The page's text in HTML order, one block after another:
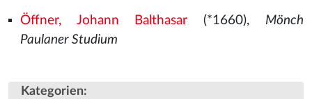
Öffner, Johann Balthasar (*1660), Mönch
Paulaner Studium
Kategorien: